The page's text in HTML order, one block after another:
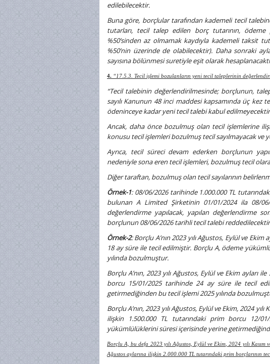
edilebilecektir.
Buna göre, borçlular tarafından kademeli tecil
tutarları, tecil talep edilen borç tutarının, ödeme
%50’sinden az olmamak kaydıyla kademeli taksit
%50’nin üzerinde de olabilecektir). Daha sonraki
sayısına bölünmesi suretiyle eşit olarak
4. “17.5.3. Tecil işlemi bozulanların yeni tecil taleplerinin
“Tecil talebinin değerlendirilmesinde; borçlunun,
sayılı Kanunun 48 inci maddesi kapsamında üç
ödeninceye kadar yeni tecil talebi kabul
Ancak, daha önce bozulmuş olan tecil işlemlerine
konusu tecil işlemleri bozulmuş tecil sayılmayacak ve
Ayrıca, tecil süreci devam ederken borçlunun
nedeniyle sona eren tecil işlemleri, bozulmuş tecil
Diğer taraftan, bozulmuş olan tecil sayılarının
Örnek-1: 08/06/2026 tarihinde 1.000.000 TL
bulunan A Limited Şirketinin 01/01/2024 ila 08/
değerlendirme yapılacak, yapılan değerlendirme
borçlunun 08/06/2026 tarihli tecil talebi
Örnek-2: Borçlu A’nın 2023 yılı Ağustos, Eylül ve
18 ay süre ile tecil edilmiştir. Borçlu A, ödeme
yılında bozulmuştur.
Borçlu A’nın, 2023 yılı Ağustos, Eylül ve Ekim ayları
borcu 15/01/2025 tarihinde 24 ay süre ile tecil
getirmediğinden bu tecil işlemi 2025 yılında
Borçlu A’nın, 2023 yılı Ağustos, Eylül ve Ekim, 2024
ilişkin 1.500.000 TL tutarındaki prim borcu 12/
yükümlülüklerini süresi içerisinde yerine
Borçlu A, bu defa 2023 yılı Ağustos, Eylül ve Ekim, 2024 yılı Kasım
Ağustos aylarına ilişkin 2.000.000 TL tutarındaki prim borçlarının